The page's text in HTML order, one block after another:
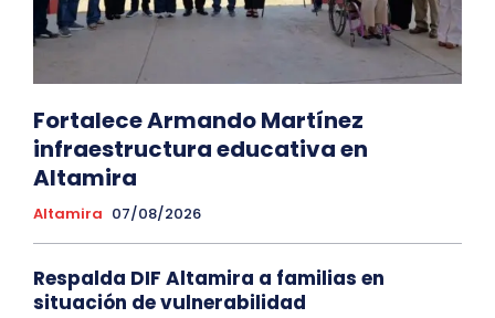
Fortalece Armando Martínez
infraestructura educativa en
Altamira
Altamira 07/08/2026
Respalda DIF Altamira a familias en
situación de vulnerabilidad